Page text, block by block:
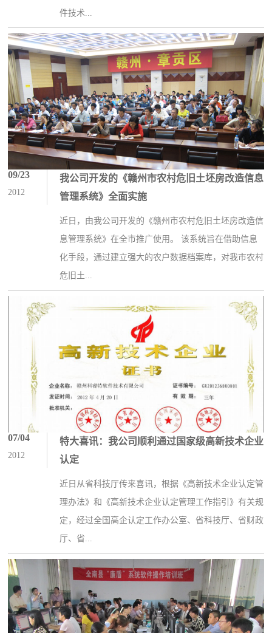
件技术...
09/23
2012
我公司开发的《赣州市农村危旧土坯房改造信息
管理系统》全面实施
近日，由我公司开发的《赣州市农村危旧土坯房改造信
息管理系统》在全市推广使用。 该系统旨在借助信息
化手段，通过建立强大的农户数据档案库，对我市农村
危旧土...
07/04
2012
特大喜讯：我公司顺利通过国家级高新技术企业
认定
近日从省科技厅传来喜讯，根据《高新技术企业认定管
理办法》和《高新技术企业认定管理工作指引》有关规
定，经过全国高企认定工作办公室、省科技厅、省财政
厅、省...